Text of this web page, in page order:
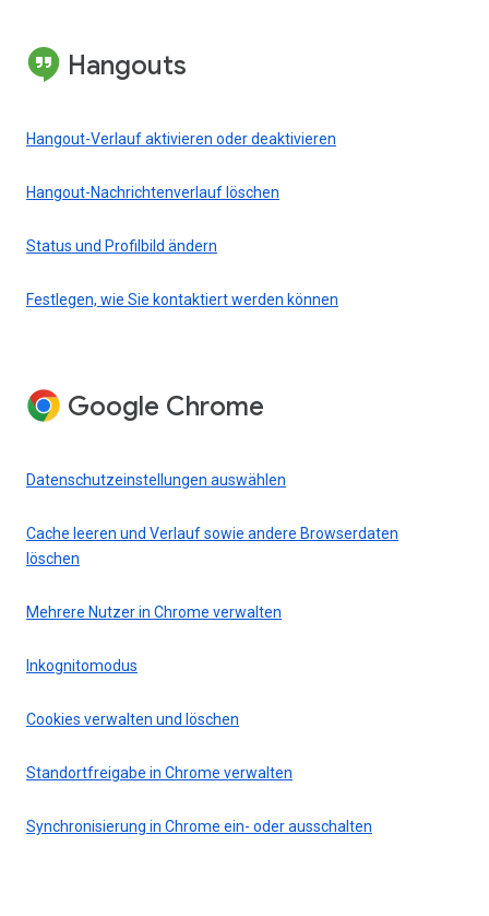
Hangouts
Hangout-Verlauf aktivieren oder deaktivieren
Hangout-Nachrichtenverlauf löschen
Status und Profilbild ändern
Festlegen, wie Sie kontaktiert werden können
Google Chrome
Datenschutzeinstellungen auswählen
Cache leeren und Verlauf sowie andere Browserdaten
löschen
Mehrere Nutzer in Chrome verwalten
Inkognitomodus
Cookies verwalten und löschen
Standortfreigabe in Chrome verwalten
Synchronisierung in Chrome ein- oder ausschalten